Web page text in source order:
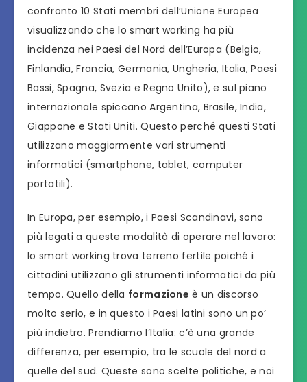
confronto 10 Stati membri dell’Unione Europea
visualizzando che lo smart working ha più
incidenza nei Paesi del Nord dell’Europa (Belgio,
Finlandia, Francia, Germania, Ungheria, Italia, Paesi
Bassi, Spagna, Svezia e Regno Unito), e sul piano
internazionale spiccano Argentina, Brasile, India,
Giappone e Stati Uniti. Questo perché questi Stati
utilizzano maggiormente vari strumenti
informatici (smartphone, tablet, computer
portatili).
In Europa, per esempio, i Paesi Scandinavi, sono
più legati a queste modalità di operare nel lavoro:
lo smart working trova terreno fertile poiché i
cittadini utilizzano gli strumenti informatici da più
tempo. Quello della formazione è un discorso
molto serio, e in questo i Paesi latini sono un po’
più indietro. Prendiamo l’Italia: c’è una grande
differenza, per esempio, tra le scuole del nord a
quelle del sud. Queste sono scelte politiche, e noi